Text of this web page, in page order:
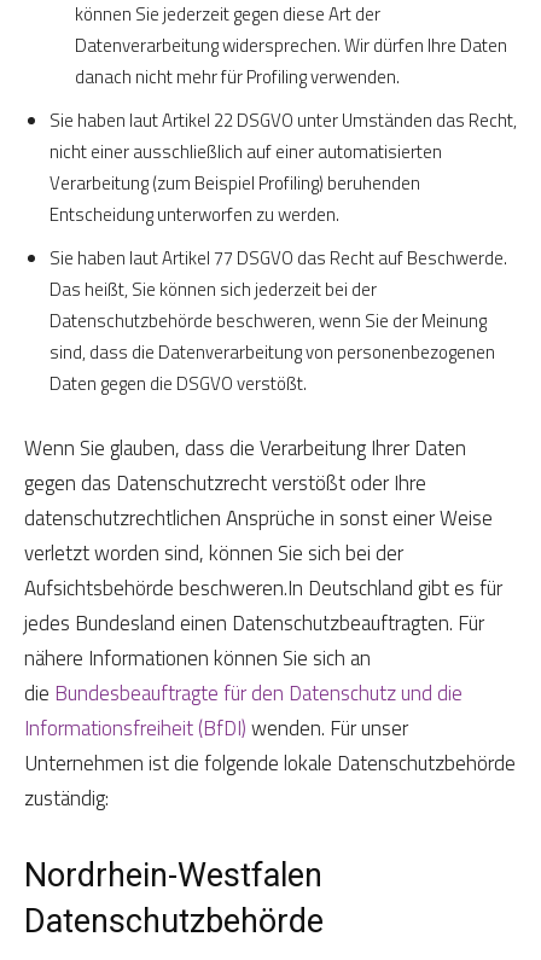
können Sie jederzeit gegen diese Art der
Datenverarbeitung widersprechen. Wir dürfen Ihre Daten
danach nicht mehr für Profiling verwenden.
Sie haben laut Artikel 22 DSGVO unter Umständen das Recht,
nicht einer ausschließlich auf einer automatisierten
Verarbeitung (zum Beispiel Profiling) beruhenden
Entscheidung unterworfen zu werden.
Sie haben laut Artikel 77 DSGVO das Recht auf Beschwerde.
Das heißt, Sie können sich jederzeit bei der
Datenschutzbehörde beschweren, wenn Sie der Meinung
sind, dass die Datenverarbeitung von personenbezogenen
Daten gegen die DSGVO verstößt.
Wenn Sie glauben, dass die Verarbeitung Ihrer Daten
gegen das Datenschutzrecht verstößt oder Ihre
datenschutzrechtlichen Ansprüche in sonst einer Weise
verletzt worden sind, können Sie sich bei der
Aufsichtsbehörde beschweren.In Deutschland gibt es für
jedes Bundesland einen Datenschutzbeauftragten. Für
nähere Informationen können Sie sich an
die Bundesbeauftragte für den Datenschutz und die
Informationsfreiheit (BfDI)wenden. Für unser
Unternehmen ist die folgende lokale Datenschutzbehörde
zuständig:
Nordrhein-Westfalen
Datenschutzbehörde